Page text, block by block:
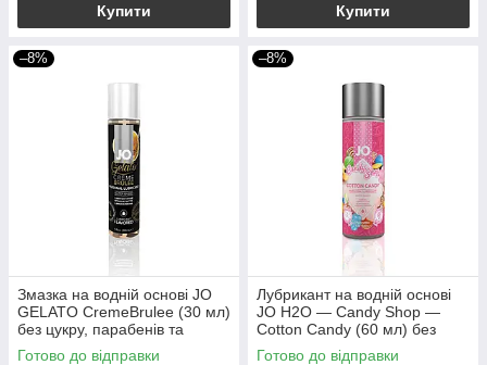
Купити Купити
–8%
Змазка на водній основі JO
GELATO CremeBrulee (30 мл)
без цукру, парабенів та
пропіленгліколю
Готово до відправки
–8%
Лубрикант на водній основі
JO H2O — Candy Shop —
Cotton Candy (60 мл) без
цукру та парабенів
Готово до відправки